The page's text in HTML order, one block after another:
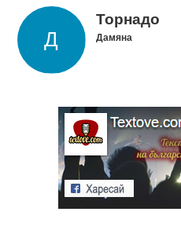
Торнадо
Дамяна